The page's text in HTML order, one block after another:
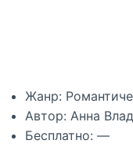
Жанр:
Автор: Анна
Бесплатно: —